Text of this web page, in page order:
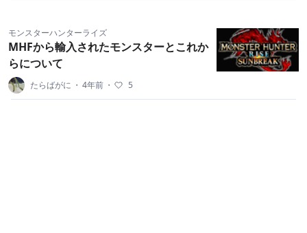
モンスターハンターライズ
MHFから輸入されたモンスターとこれか
らについて
たらばがに ・ 4年前 ・ 5